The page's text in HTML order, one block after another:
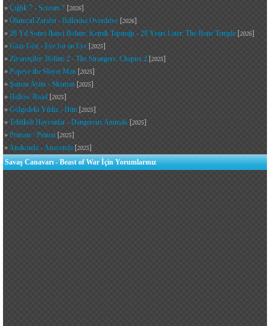
» Çığlık 7 - Scream 7 [2026]
» Ölümcül Zarafet - Ballerina Overdrive [2026]
» 28 Yıl Sonra İkinci Bölüm: Kemik Tapınağı - 28 Years Later: The Bone Temple [2026]
» Göze Göz - Eye for an Eye [2025]
» Ziyaretçiler: Bölüm 2 - The Strangers: Chapter 2 [2025]
» Popeye the Slayer Man [2025]
» Şaman Ayini - Shaman [2025]
» Hallow Road [2025]
» Gölgedeki Yıldız - Him [2025]
» Tehlikeli Hayvanlar - Dangerous Animals [2025]
» Primate / Primat[2025]
»Anakonda - Anaconda [2025]
Savaş Canavarı - Beast of War İçin Yorumlarınız